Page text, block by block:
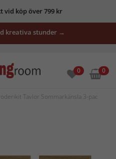
köp över 799 kr
kreativa stunder →
0 0
Tavlor Sommarkänsla 3-pac